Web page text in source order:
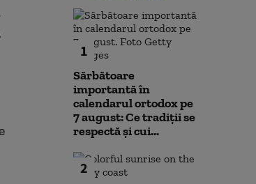
1
Sărbătoare
importantă în
calendarul ortodox pe
7 august: Ce tradiții se
respectă și cui...
2